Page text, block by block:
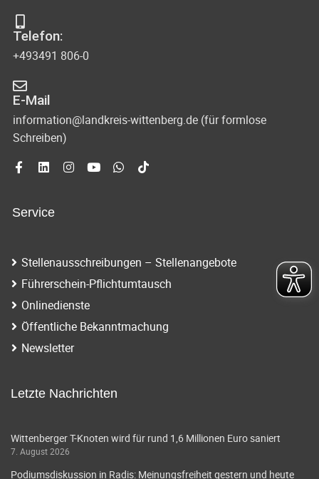
Telefon:
+493491 806-0
E-Mail
information@landkreis-wittenberg.de (für formlose
Schreiben)
Service
Stellenausschreibungen – Stellenangebote
Führerschein-Pflichtumtausch
Onlinedienste
Öffentliche Bekanntmachung
Newsletter
Letzte Nachrichten
Wittenberger T-Knoten wird für rund 1,6 Millionen Euro saniert
7. August 2026
Podiumsdiskussion in Radis: Meinungsfreiheit gestern und heute